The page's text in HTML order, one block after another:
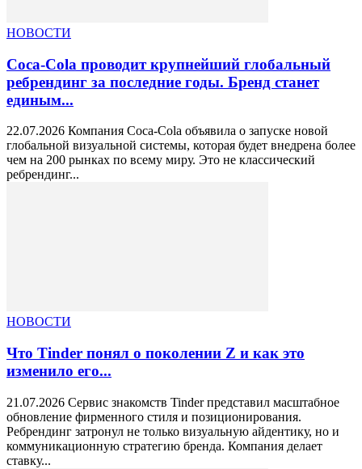
НОВОСТИ
Coca-Cola проводит крупнейший глобальный
ребрендинг за последние годы. Бренд станет
единым...
22.07.2026 Компания Coca-Cola объявила о запуске новой
глобальной визуальной системы, которая будет внедрена более
чем на 200 рынках по всему миру. Это не классический
ребрендинг...
НОВОСТИ
Что Tinder понял о поколении Z и как это
изменило его...
21.07.2026 Сервис знакомств Tinder представил масштабное
обновление фирменного стиля и позиционирования.
Ребрендинг затронул не только визуальную айдентику, но и
коммуникационную стратегию бренда. Компания делает
ставку...